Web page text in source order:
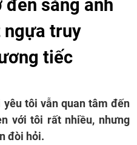
đến sáng anh
ngựa truy
tiếc
tôi vẫn quan tâm đến
với tôi rất nhiều, nhưng
đòi hỏi.